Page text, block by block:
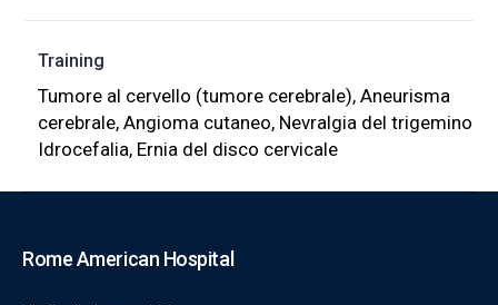
Training
Tumore al cervello (tumore cerebrale), Aneurisma
cerebrale, Angioma cutaneo, Nevralgia del trigemino
Idrocefalia, Ernia del disco cervicale
Rome American Hospital